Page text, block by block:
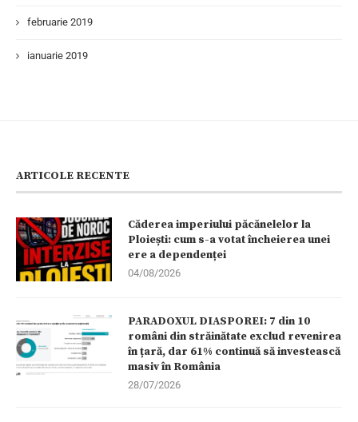
februarie 2019
ianuarie 2019
ARTICOLE RECENTE
Căderea imperiului păcănelelor la
Ploiești: cum s-a votat încheierea unei
ere a dependenței
04/08/2026
PARADOXUL DIASPOREI: 7 din 10
români din străinătate exclud revenirea
în țară, dar 61% continuă să investească
masiv în România
28/07/2026